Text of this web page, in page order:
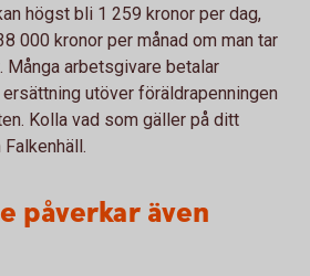
högst bli 1 259 kronor per dag,
000 kronor per månad om man tar
Många arbetsgivare betalar
utöver föräldrapenningen
Kolla vad som gäller på ditt
Falkenhäll.
påverkar även